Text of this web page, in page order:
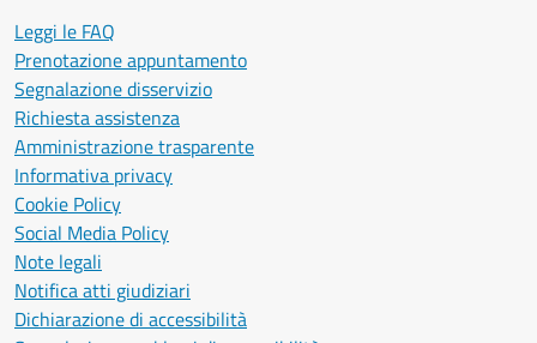
Leggi le FAQ
Prenotazione appuntamento
Segnalazione disservizio
Richiesta assistenza
Amministrazione trasparente
Informativa privacy
Cookie Policy
Social Media Policy
Note legali
Notifica atti giudiziari
Dichiarazione di accessibilità